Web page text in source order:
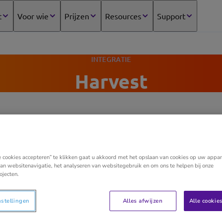
Voor wie Prijzen Resources Support
Harvest
INTEGRATIE
tijdregistratietool waaruit je kunt factureren.
opdrachten te coördineren.
koppeling zorgt ervoor dat verkoopfacturen uit
cookies accepteren” te klikken gaat u akkoord met het opslaan van cookies op uw
websitenavigatie, het analyseren van websitegebruik en om ons te helpen bij onze
Alles afwijzen Alle